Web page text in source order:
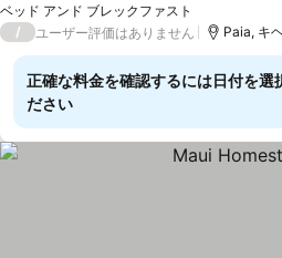
ベッド アンド ブレックファスト
/ ユーザー評価はありません Paia, キ
正確な料金を確認するには日付を選
ださい